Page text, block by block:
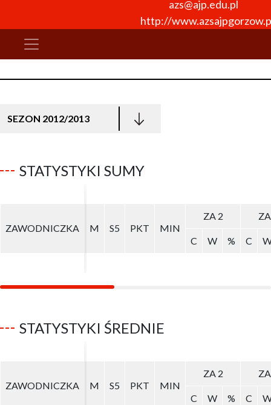
azs@ajp.edu.pl
http://
SEZON 2012/2013
STATYSTYKI SUMY
ZAWODNICZKA M S5 PKT MIN
ZA 2
C W % C
ZAWODNICZKA M S5 PKT MIN
ZA 2
C W % C
STATYSTYKI ŚREDNIE
ZAWODNICZKA M S5 PKT MIN
ZA 2
C W % C
ZAWODNICZKA M S5 PKT MIN
ZA 2
C W % C